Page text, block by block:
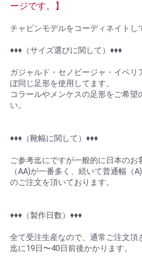
ージです。】
チャピンモデルをコーディネイトし
♦︎♦︎♦︎（サイズ選びに関して）♦︎♦︎♦︎
ガジャルド・セノビージャ・イベリ
ぼ同じ足形を使用してます。
コラールやメンケスの足形をご希望
い。
♦︎♦︎♦︎（靴幅に関して）♦︎♦︎♦︎
ご参考迄にですが一般的に日本のお
（AA)が一番多く、続いて普通幅（
のご注文を頂いております。
♦︎♦︎♦︎（製作日数）♦︎♦︎♦︎
全て受注生産なので、通常ご注文頂
迄に19日〜40日前後かかります。